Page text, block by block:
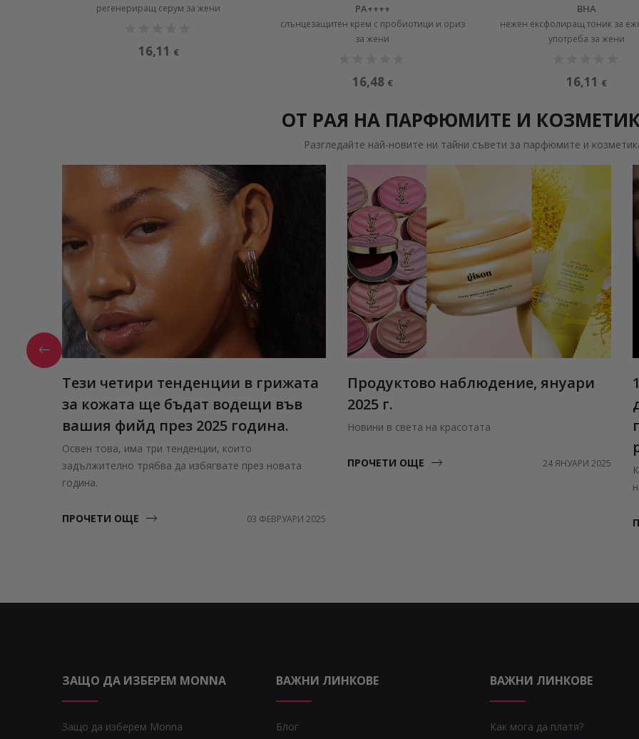
регенериращ серум за жени
16,11 €
PA++++
слънцезащитен крем с пробиотици и ориз
за жени
16,48 €
BHA
нежен ексфолиращ тоник за
употреба за жени
16,11 €
ОТ РАЯ НА ПАРФЮМИТЕ И
Разгледайте най-новите ни тайни съвети за парфюмите и
Тези четири тенденции в грижата
за кожата ще бъдат водещи във
вашия фийд през 2025 година.
Освен това, има три тенденции, които
задължително трябва да избягвате през новата
година.
ПРОЧЕТИ ОЩЕ 03 ФЕВРУАРИ 2025
Продуктово наблюдение, януари
2025 г.
Новини в света на красотата
ПРОЧЕТИ ОЩЕ 24 ЯНУАРИ 2025
ЗАЩО ДА ИЗБЕРЕМ MONNA
Защо да изберем Monna
ВАЖНИ ЛИНКОВЕ
Блог
ВАЖНИ ЛИНКОВЕ
Как мога да платя?